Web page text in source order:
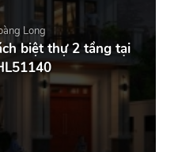
Long
biệt thự 2 tầng tại